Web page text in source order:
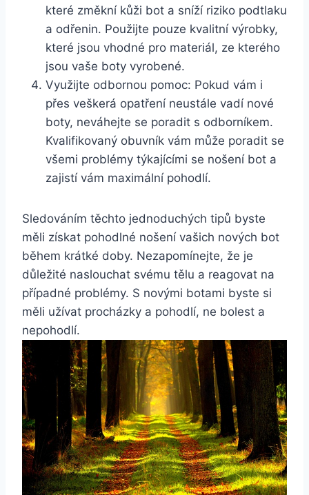
které změkní kůži bot a ⁢sníží riziko podtlaku
a odřenin. ‌Použijte ⁣pouze⁤ kvalitní​ výrobky,⁤
které jsou vhodné pro materiál, ze kterého⁣
jsou vaše boty vyrobené.
Využijte odbornou⁤ pomoc:⁤ Pokud⁤ vám ​i
přes veškerá opatření neustále vadí nové
boty, neváhejte se poradit ​s‍ odborníkem.
Kvalifikovaný ⁤obuvník vám může poradit se
všemi problémy týkajícími se nošení bot⁣ a
⁤zajistí vám maximální pohodlí.
Sledováním ‌těchto jednoduchých tipů ‍byste
⁢měli získat pohodlné nošení vašich nových bot
během krátké doby. ⁣Nezapomínejte, že je
důležité‍ naslouchat svému tělu ‌a reagovat na
případné problémy. S novými ⁢botami byste si
měli⁢ užívat procházky a pohodlí, ne bolest a
nepohodlí.